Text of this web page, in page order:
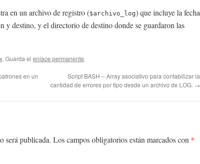
en un archivo de registro ($archivo_log) que incluye la fecha
y destino, y el directorio de destino donde se guardaron las
. Guarda el enlace permanente.
en un
Script BASH – Array asociativo para contabilizar la
cantidad de errores por tipo desde un archivo de LOG. →
será publicada. Los campos obligatorios están marcados con *